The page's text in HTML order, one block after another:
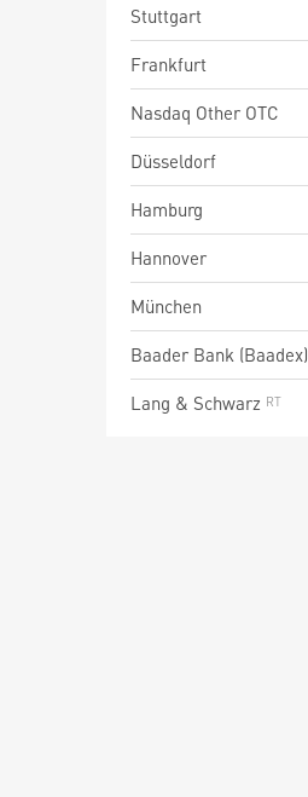
Stuttgart
Frankfurt
Nasdaq Other OTC
Düsseldorf
Hamburg
Hannover
München
Baader Bank (Baadex)
Lang & Schwarz